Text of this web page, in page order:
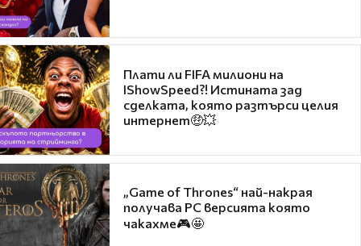
Плати ли FIFA милиони на
IShowSpeed?! Истината зад
сделката, която разтърси целия
интернет🤑💥
„Game of Thrones“ най-накрая
получава PC версията която
чакахме🎮🤩